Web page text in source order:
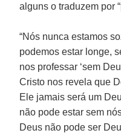
alguns o traduzem por
“Nós nunca estamos
podemos estar longe,
nos professar ‘sem
Cristo nos revela que
Ele jamais será um
não pode estar sem
Deus não pode ser